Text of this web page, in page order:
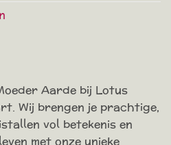
Aarde bij Lotus
Wij brengen je prachtige,
vol betekenis en